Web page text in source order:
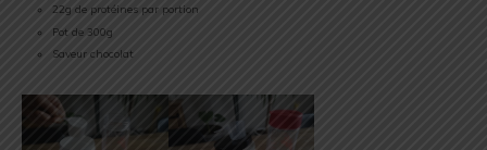
22g de protéines par portion
Pot de 300g
Saveur chocolat